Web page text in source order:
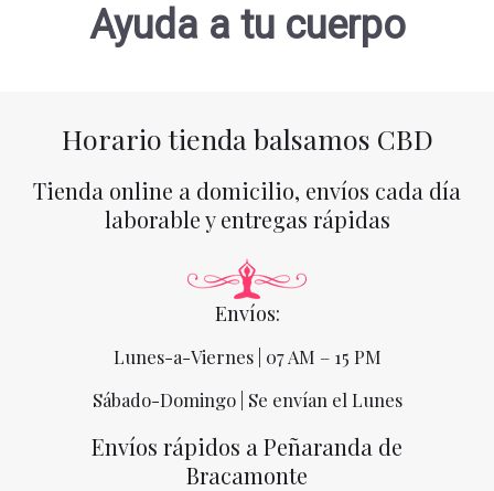
Ayuda a tu cuerpo
Horario tienda balsamos CBD
Tienda online a domicilio, envíos cada día
laborable y entregas rápidas
Envíos:
Lunes-a-Viernes | 07 AM – 15 PM
Sábado-Domingo | Se envían el Lunes
Envíos rápidos a Peñaranda de
Bracamonte